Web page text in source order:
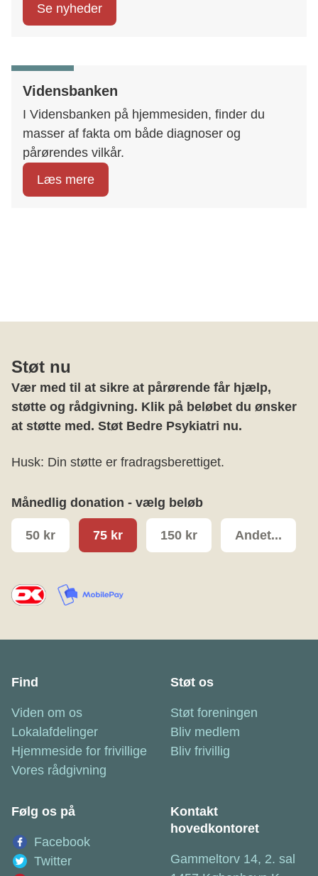
Se nyheder
Vidensbanken
I Vidensbanken på hjemmesiden, finder du
masser af fakta om både diagnoser og
pårørendes vilkår.
Læs mere
Støt nu
Vær med til at sikre at pårørende får hjælp,
støtte og rådgivning. Klik på beløbet du ønsker
at støtte med. Støt Bedre Psykiatri nu.
Husk: Din støtte er fradragsberettiget.
Månedlig donation - vælg beløb
50 kr 75 kr 150 kr Andet...
Find
Viden om os
Lokalafdelinger
Hjemmeside for frivillige
Vores rådgivning
Støt os
Støt foreningen
Bliv medlem
Bliv frivillig
Følg os på
Facebook
Twitter
Kontakt
hovedkontoret
Gammeltorv 14, 2. sal